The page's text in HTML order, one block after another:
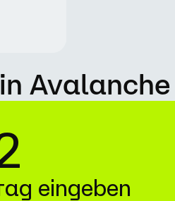
eingeben